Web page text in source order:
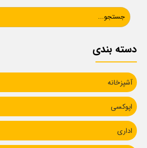
دسته بندی
آشپزخانه
اپوکسی
اداری